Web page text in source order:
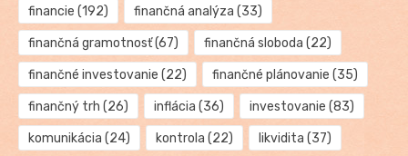
financie (192) finančná analýza (33)
finančná gramotnosť(67) finančná sloboda (22)
finančné investovanie (22) finančné plánovanie (35)
finančný trh (26) inflácia (36) investovanie (83)
komunikácia (24) kontrola (22) likvidita (37)